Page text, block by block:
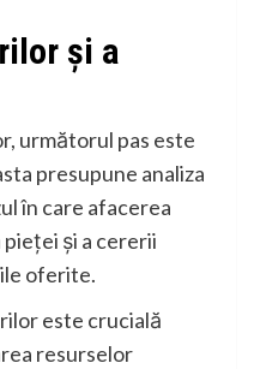
și a
următorul pas este
presupune analiza
în care afacerea
și a cererii
oferite.
este crucială
resurselor